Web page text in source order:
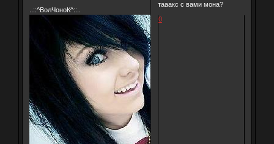
..::^ВолЧоноК^::..
тааакс с вами мона?
0